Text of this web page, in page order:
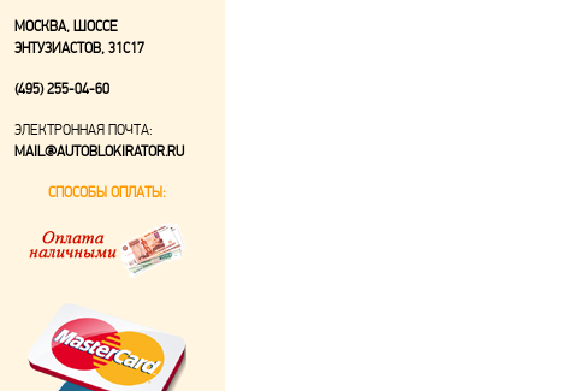
МОСКВА, ШОССЕ
ЭНТУЗИАСТОВ, 31С17
(495) 255-04-60
ЭЛЕКТРОННАЯ ПОЧТА:
MAIL@AUTOBLOKIRATOR.RU
СПОСОБЫ ОПЛАТЫ: